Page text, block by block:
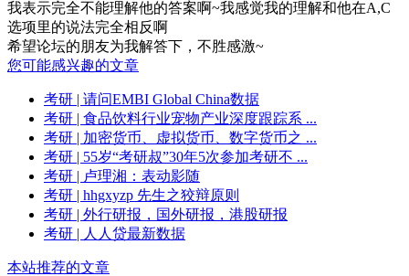
我表示完全不能理解他的答案啊~我感觉我的理解和他在A,C
选项里的说法完全相反啊
希望论坛的朋友为我解答下，不胜感激~
您可能感兴趣的文章
考研 | 请问EMBI Global China数据
考研 | 食品饮料行业宠物产业深度跟踪系 ...
考研 | 加密货币、虚拟货币、数字货币之 ...
考研 | 55岁“考研叔”30年5次参加考研不 ...
考研 | 卢理湘：表动影随
考研 | hhgxyzp 先生之狡辩原则
考研 | 外行研报，国外研报，港股研报
考研 | 人人贷最新数据
本站推荐的文章